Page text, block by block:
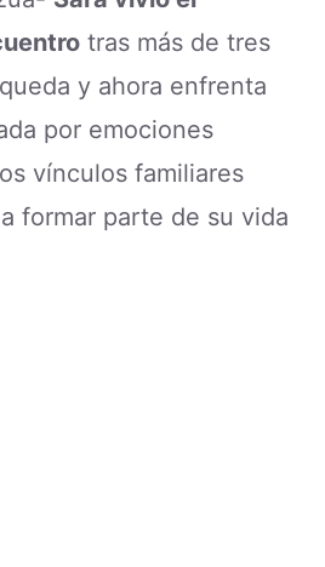
tras más de tres
y ahora enfrenta
por emociones
vínculos familiares
formar parte de su vida